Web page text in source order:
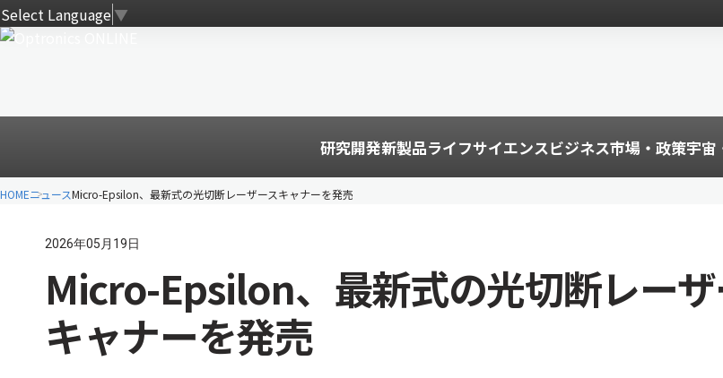
Select Language▼
研究開発新製品ライフサイエンスビジネス市場・政策宇宙
HOMEニュースMicro-Epsilon、最新式の光切断レーザースキャナーを発売
2026年05月19日
Micro-Epsilon、最新式の光切断レー
キャナーを発売